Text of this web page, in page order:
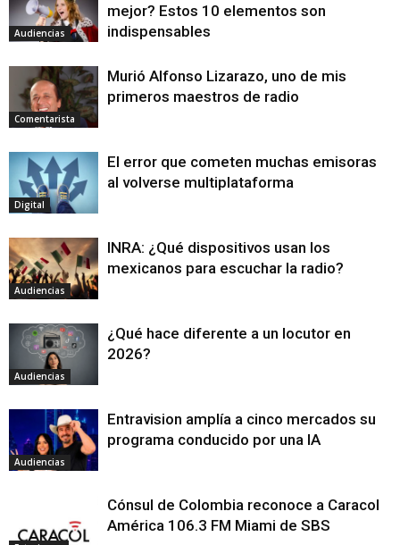
Audiencias
mejor? Estos 10 elementos son
indispensables
Comentarista
Murió Alfonso Lizarazo, uno de mis
primeros maestros de radio
Digital
El error que cometen muchas emisoras
al volverse multiplataforma
Audiencias
INRA: ¿Qué dispositivos usan los
mexicanos para escuchar la radio?
Audiencias
¿Qué hace diferente a un locutor en
2026?
Audiencias
Entravision amplía a cinco mercados su
programa conducido por una IA
Cónsul de Colombia reconoce a Caracol
América 106.3 FM Miami de SBS